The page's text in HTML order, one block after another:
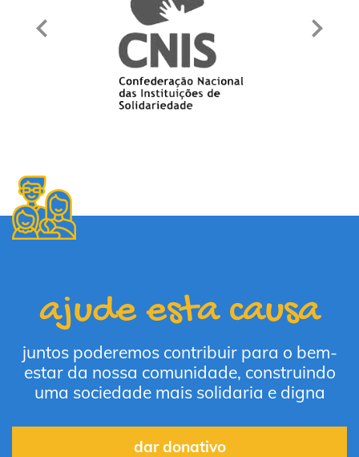
ajude esta causa
juntos poderemos contribuir para o bem-
estar da nossa comunidade, construindo
uma sociedade mais solidaria e digna
dar donativo